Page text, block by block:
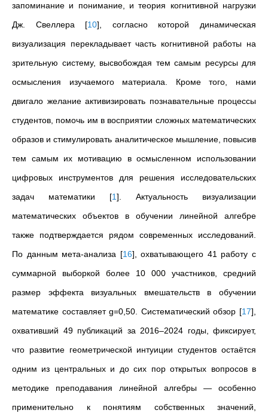
запоминание и понимание, и теория когнитивной нагрузки
Дж. Свеллера [10] , согласно которой динамическая
визуализация перекладывает часть когнитивной работы на
зрительную систему, высвобождая тем самым ресурсы для
осмысления изучаемого материала. Кроме того, нами
двигало желание активизировать познавательные процессы
студентов, помочь им в восприятии сложных математических
образов и стимулировать аналитическое мышление, повысив
тем самым их мотивацию в осмысленном использовании
цифровых инструментов для решения исследовательских
задач математики [1] . Актуальность визуализации
математических объектов в обучении линейной алгебре
также подтверждается рядом современных исследований.
По данным мета-анализа [16] , охватывающего 41 работу с
суммарной выборкой более 10 000 участников, средний
размер эффекта визуальных вмешательств в обучении
математике составляетg=0,50 . Систематический обзор [17]
охвативший 49 публикаций за 2016–2024 годы, фиксирует,
что развитие геометрической интуиции студентов остаётся
одним из центральных и до сих пор открытых вопросов в
методике преподавания линейной алгебры — особенно
применительно к понятиям собственных значений,